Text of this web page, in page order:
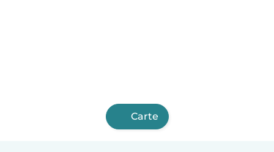
Carte